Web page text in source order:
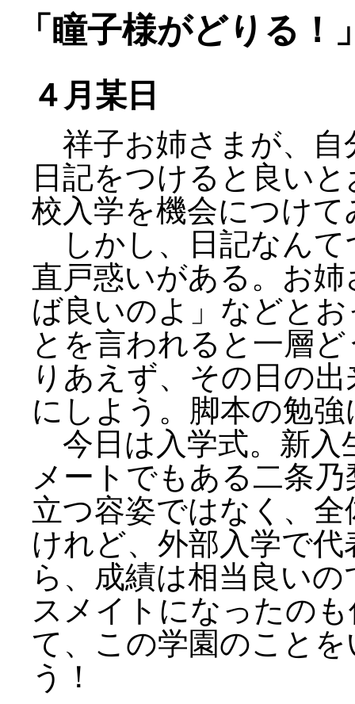
「瞳子様がどりる
４月某日
祥子お姉さまが、自
日記をつけると良い
校入学を機会につけ
しかし、日記なんて
直戸惑いがある。お
ば良いのよ」などと
とを言われると一層
りあえず、その日の
にしよう。脚本の勉
今日は入学式。新入
メートでもある二条
立つ容姿ではなく、
けれど、外部入学で
ら、成績は相当良い
スメイトになったの
て、この学園のこと
う！